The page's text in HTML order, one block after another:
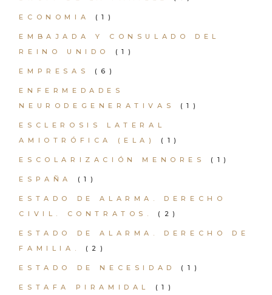
ECONOMIA (1)
EMBAJADA Y CONSULADO DEL
REINO UNIDO
(1)
EMPRESAS (6)
ENFERMEDADES
NEURODEGENERATIVAS
(1)
ESCLEROSIS LATERAL
AMIOTRÓFICA (ELA)
(1)
ESCOLARIZACIÓN MENORES (1)
ESPAÑA (1)
ESTADO DE ALARMA. DERECHO
CIVIL. CONTRATOS.
(2)
ESTADO DE ALARMA. DERECHO DE
FAMILIA.
(2)
ESTADO DE NECESIDAD (1)
ESTAFA PIRAMIDAL (1)